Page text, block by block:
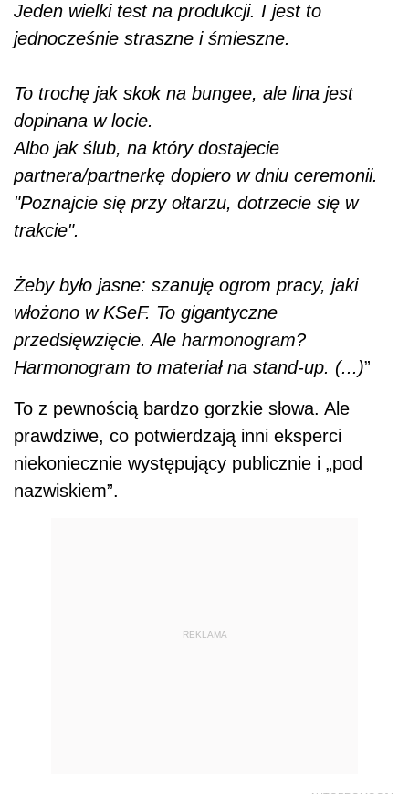
Jeden wielki test na produkcji. I jest to
jednocześnie straszne i śmieszne.
To trochę jak skok na bungee, ale lina jest
dopinana w locie.
Albo jak ślub, na który dostajecie
partnera/partnerkę dopiero w dniu ceremonii.
"Poznajcie się przy ołtarzu, dotrzecie się w
trakcie".
Żeby było jasne: szanuję ogrom pracy, jaki
włożono w KSeF. To gigantyczne
przedsięwzięcie. Ale harmonogram?
Harmonogram to materiał na stand-up. (...)”
To z pewnością bardzo gorzkie słowa. Ale
prawdziwe, co potwierdzają inni eksperci
niekoniecznie występujący publicznie i „pod
nazwiskiem”.
REKLAMA